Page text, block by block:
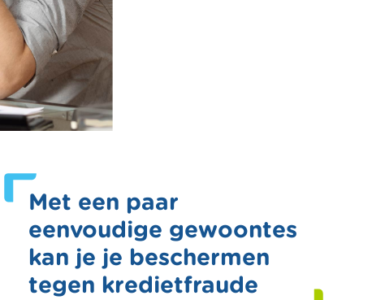
Met een paar
eenvoudige gewoontes
kan je je beschermen
tegen kredietfraude